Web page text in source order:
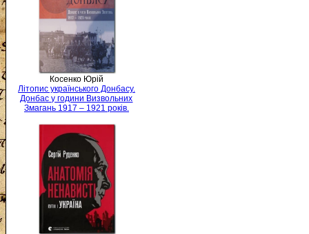
Косенко Юрій
Літопис українського Донбасу.
Донбас у години Визвольних
Змагань 1917 – 1921 років.